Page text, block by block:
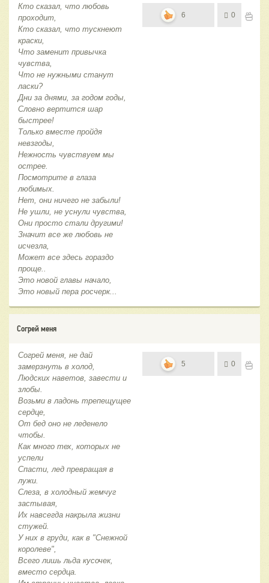
Кто сказал, что любовь
проходит,
Кто сказал, что тускнеют
краски,
Что заменит привычка
чувства,
Что не нужными станут
ласки?
Дни за днями, за годом годы,
Словно вертится шар
быстрее!
Только вместе пройдя
невзгоды,
Нежность чувствуем мы
острее.
Посмотрите в глаза
любимых.
Нет, они ничего не забыли!
Не ушли, не уснули чувства,
Они просто стали другими!
Значит все же любовь не
исчезла,
Может все здесь гораздо
проще..
Это новой главы начало,
Это новый пера росчерк...
6 0
Согрей меня
Согрей меня, не дай
замерзнуть в холод,
Людских наветов, завести и
злобы.
Возьми в ладонь трепещущее
сердце,
От бед оно не леденело
чтобы.
Как много тех, которых не
успели
Спасти, лед превращая в
лужи.
Слеза, в холодный жемчуг
застывая,
Их навсегда накрыла жизни
стужей.
У них в груди, как в "Снежной
королеве",
Всего лишь льда кусочек,
вместо сердца.
5 0